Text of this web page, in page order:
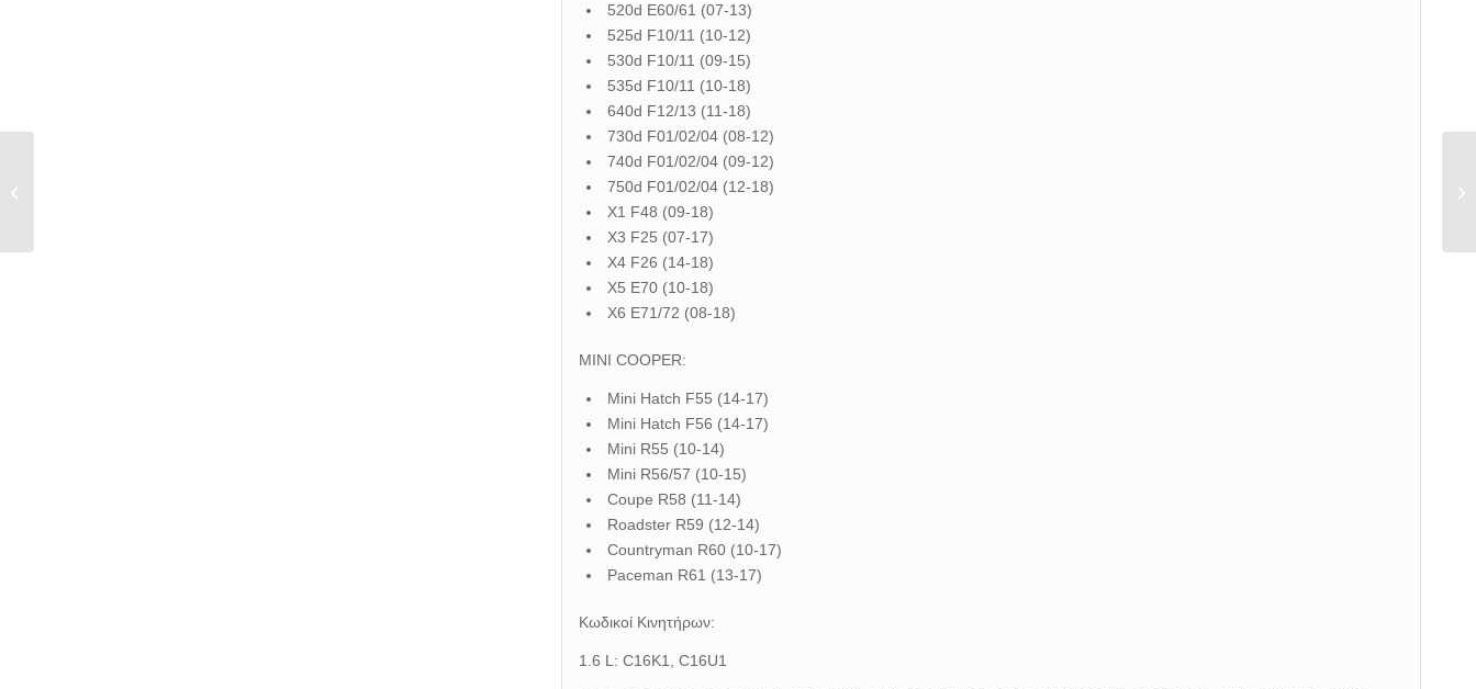
520d E60/61 (07-13)
525d F10/11 (10-12)
530d F10/11 (09-15)
535d F10/11 (10-18)
640d F12/13 (11-18)
730d F01/02/04 (08-12)
740d F01/02/04 (09-12)
750d F01/02/04 (12-18)
X1 F48 (09-18)
X3 F25 (07-17)
X4 F26 (14-18)
X5 E70 (10-18)
X6 E71/72 (08-18)
MINI COOPER:
Mini Hatch F55 (14-17)
Mini Hatch F56 (14-17)
Mini R55 (10-14)
Mini R56/57 (10-15)
Coupe R58 (11-14)
Roadster R59 (12-14)
Countryman R60 (10-17)
Paceman R61 (13-17)
Κωδικοί Κινητήρων:
1.6 L: C16K1, C16U1